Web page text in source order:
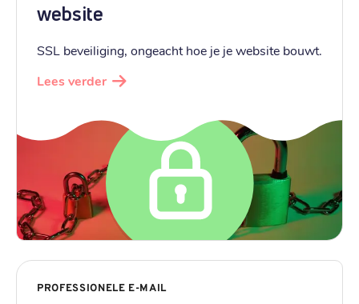
website
SSL beveiliging, ongeacht hoe je je website bouwt.
Lees verder
PROFESSIONELE E-MAIL